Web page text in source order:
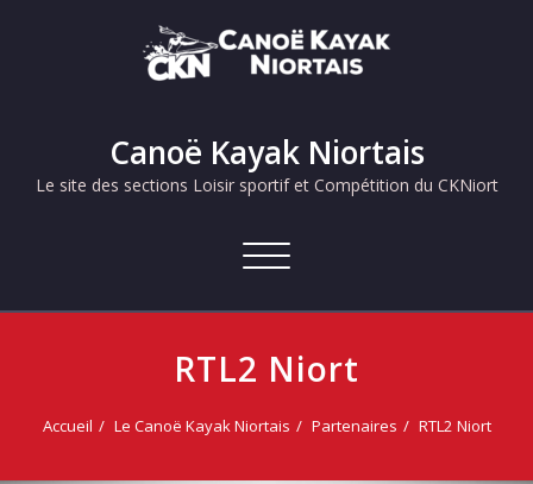
Canoë Kayak Niortais
Le site des sections Loisir sportif et Compétition du CKNiort
Afficher/masquer
navigation
RTL2 Niort
Accueil Le Canoë Kayak Niortais Partenaires RTL2 Niort